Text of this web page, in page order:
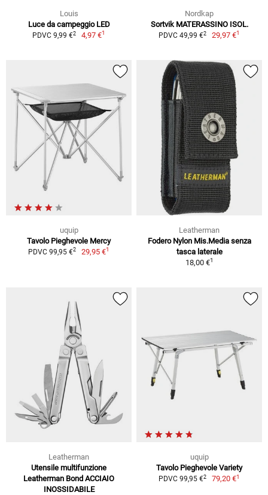
Louis
Luce da campeggio LED
PDVC 9,99 €2 4,97 €1
Nordkap
Sortvik MATERASSINO ISOL.
PDVC 49,99 €2 29,97 €1
uquip
Tavolo Pieghevole Mercy
PDVC 99,95 €2 29,95 €1
Leatherman
Fodero Nylon Mis.Media senza
tasca laterale
18,00 €1
Leatherman
Utensile multifunzione
Leatherman Bond ACCIAIO
INOSSIDABILE
uquip
Tavolo Pieghevole Variety
PDVC 99,95 €2 79,20 €1